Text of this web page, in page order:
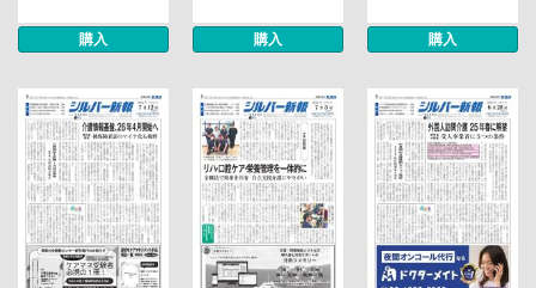
購入 購入 購入